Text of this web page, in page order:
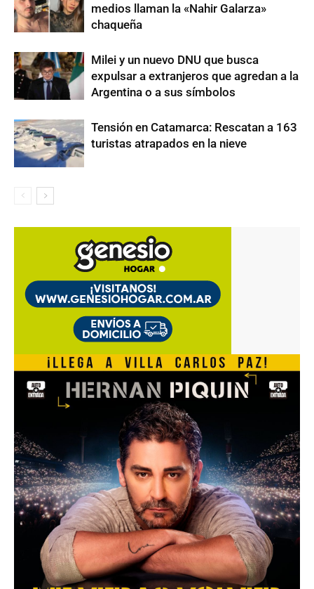
medios llaman la «Nahir Galarza»
chaqueña
Milei y un nuevo DNU que busca
expulsar a extranjeros que agredan a la
Argentina o a sus símbolos
Tensión en Catamarca: Rescatan a 163
turistas atrapados en la nieve